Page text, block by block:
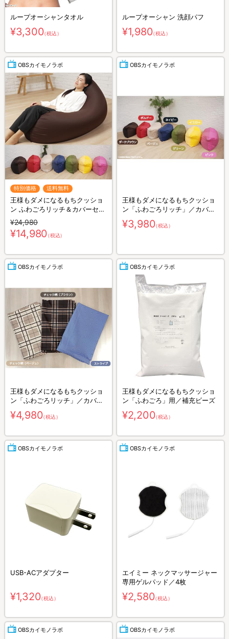
ループオーシャンタオル
¥3,300（税込）
ループオーシャン 洗顔パフ
¥1,980（税込）
OBSカイモノラボ
特別価格 送料無料
王様もダメになるもちクッショ
ン ふわごろリッチ＆カバーセッ
ト
¥24,980
¥14,980（税込）
OBSカイモノラボ
王様もダメになるもちクッショ
ン「ふわごろリッチ」／カバー
（無地タイプ）
¥3,980（税込）
OBSカイモノラボ
王様もダメになるもちクッショ
ン「ふわごろリッチ」／カバー
（柄タイプ）
¥4,980（税込）
OBSカイモノラボ
王様もダメになるもちクッショ
ン「ふわごろ」用／補充ビーズ
¥2,200（税込）
OBSカイモノラボ
USB-ACアダプター
¥1,320（税込）
OBSカイモノラボ
エイミー ネックマッサージャー
専用ゲルパッド／4枚
¥2,580（税込）
OBSカイモノラボ OBSカイモノラボ